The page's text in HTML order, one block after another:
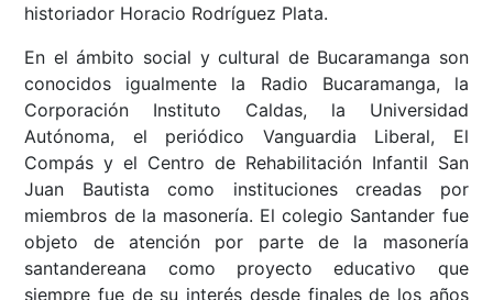
historiador Horacio Rodríguez Plata.
En el ámbito social y cultural de Bucaramanga son
conocidos igualmente la Radio Bucaramanga, la
Corporación Instituto Caldas, la Universidad
Autónoma, el periódico Vanguardia Liberal, El
Compás y el Centro de Rehabilitación Infantil San
Juan Bautista como instituciones creadas por
miembros de la masonería. El colegio Santander fue
objeto de atención por parte de la masonería
santandereana como proyecto educativo que
siempre fue de su interés desde finales de los años